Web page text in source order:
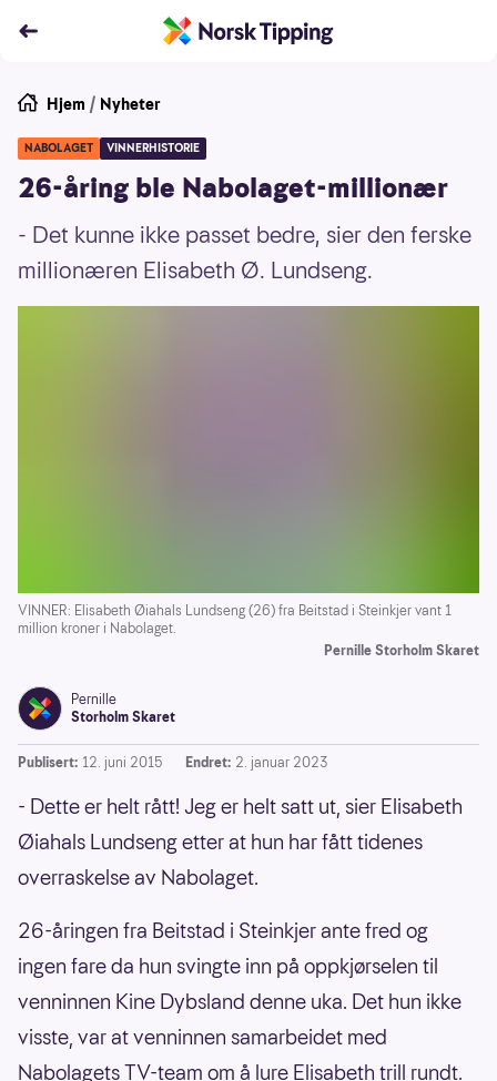
Hjem / Nyheter
NABOLAGET VINNERHISTORIE
26-åring ble Nabolaget-millionær
- Det kunne ikke passet bedre, sier den ferske
millionæren Elisabeth Ø. Lundseng.
VINNER: Elisabeth Øiahals Lundseng (26) fra Beitstad i Steinkjer vant 1
million kroner i Nabolaget.
Pernille Storholm Skaret
Pernille
Storholm Skaret
Publisert: 12. juni 2015 Endret: 2. januar 2023
- Dette er helt rått! Jeg er helt satt ut, sier Elisabeth
Øiahals Lundseng etter at hun har fått tidenes
overraskelse av Nabolaget.
26-åringen fra Beitstad i Steinkjer ante fred og
ingen fare da hun svingte inn på oppkjørselen til
venninnen Kine Dybsland denne uka. Det hun ikke
visste, var at venninnen samarbeidet med
Nabolagets TV-team om å lure Elisabeth trill rundt.